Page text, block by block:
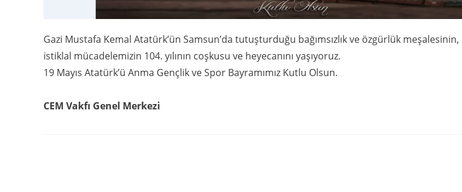
Gazi Mustafa Kemal Atatürk’ün Samsun’da tutuşturduğu bağımsızlık ve özgürlük meşalesinin,
istiklal mücadelemizin 104. yılının coşkusu ve heyecanını yaşıyoruz.
19 Mayıs Atatürk’ü Anma Gençlik ve Spor Bayramımız Kutlu Olsun.
CEM Vakfı Genel Merkezi